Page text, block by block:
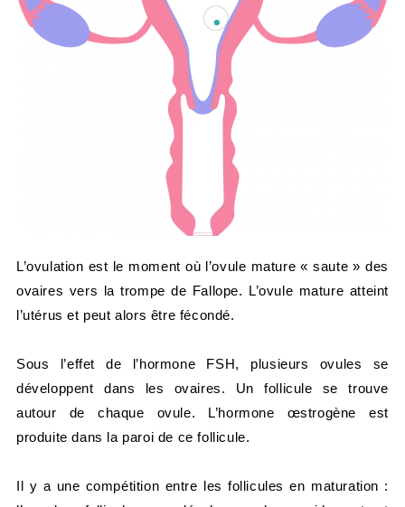
L’ovulation est le moment où l’ovule mature « saute » des
ovaires vers la trompe de Fallope. L’ovule mature atteint
l’utérus et peut alors être fécondé.
Sous l’effet de l’hormone FSH, plusieurs ovules se
développent dans les ovaires. Un follicule se trouve
autour de chaque ovule. L’hormone œstrogène est
produite dans la paroi de ce follicule.
Il y a une compétition entre les follicules en maturation :